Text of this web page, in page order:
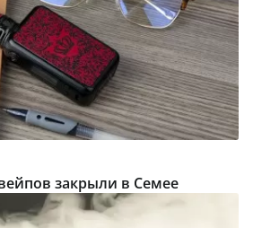
закрыли в Семее